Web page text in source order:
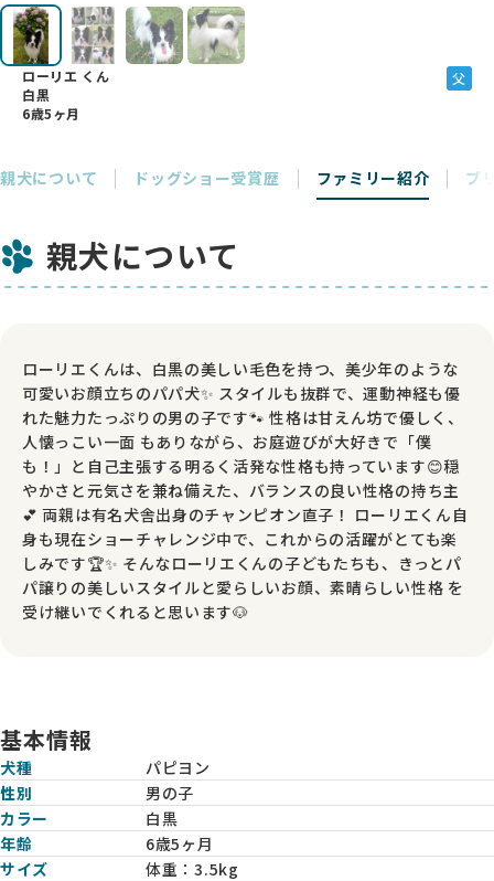
ローリエ くん
白黒
6歳5ヶ月
父
親犬について ドッグショー受賞歴 ファミリー紹介 ブ
親犬について
ローリエくんは、白黒の美しい毛色を持つ、美少年のような
可愛いお顔立ちのパパ犬✨ スタイルも抜群で、運動神経も優
れた魅力たっぷりの男の子です🐾 性格は甘えん坊で優しく、
人懐っこい一面 もありながら、お庭遊びが大好きで「僕
も！」と自己主張する明るく活発な性格も持っています😊穏
やかさと元気さを兼ね備えた、バランスの良い性格の持ち主
💕 両親は有名犬舎出身のチャンピオン直子！ ローリエくん自
身も現在ショーチャレンジ中で、これからの活躍がとても楽
しみです🏆✨ そんなローリエくんの子どもたちも、きっとパ
パ譲りの美しいスタイルと愛らしいお顔、素晴らしい性格 を
受け継いでくれると思います🐶
基本情報
犬種
パピヨン
性別
男の子
カラー
白黒
年齢
6歳5ヶ月
サイズ
体重：3.5kg